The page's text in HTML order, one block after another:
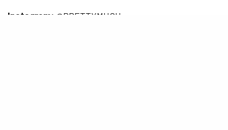
Instagram: @PRETTYMUCH